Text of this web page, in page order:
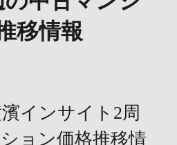
移情報
インサイト2周
ョン価格推移情